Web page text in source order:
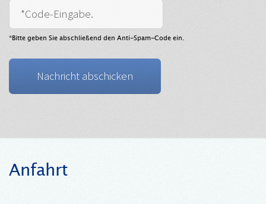
*Bitte geben Sie abschließend den Anti-Spam-Code ein.
Anfahrt